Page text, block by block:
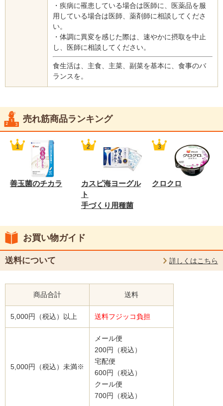
・疾病に罹患している場合は医師に、医薬品を服
用している場合は医師、薬剤師に相談してくださ
い。
・体調に異変を感じた際は、速やかに摂取を中止
し、医師に相談してください。
食生活は、主食、主菜、副菜を基本に、食事のバ
ランスを。
売れ筋商品ランキング
善玉菌のチカラ
カスピ海ヨーグル
ト
手づくり用種菌
クロクロ
お買い物ガイド
送料について 詳しくはこちら
商品合計 送料
5,000円（税込）以上 送料フジッコ負担
5,000円（税込）未満※
メール便
200円（税込）
宅配便
600円（税込）
クール便
700円（税込）